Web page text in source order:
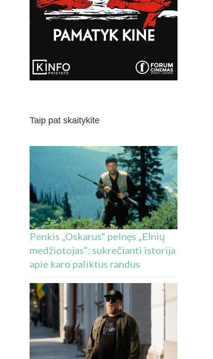
Taip pat skaitykite
Penkis „Oskarus“ pelnęs „Elnių
medžiotojas“: sukrečianti istorija
apie karo paliktus randus